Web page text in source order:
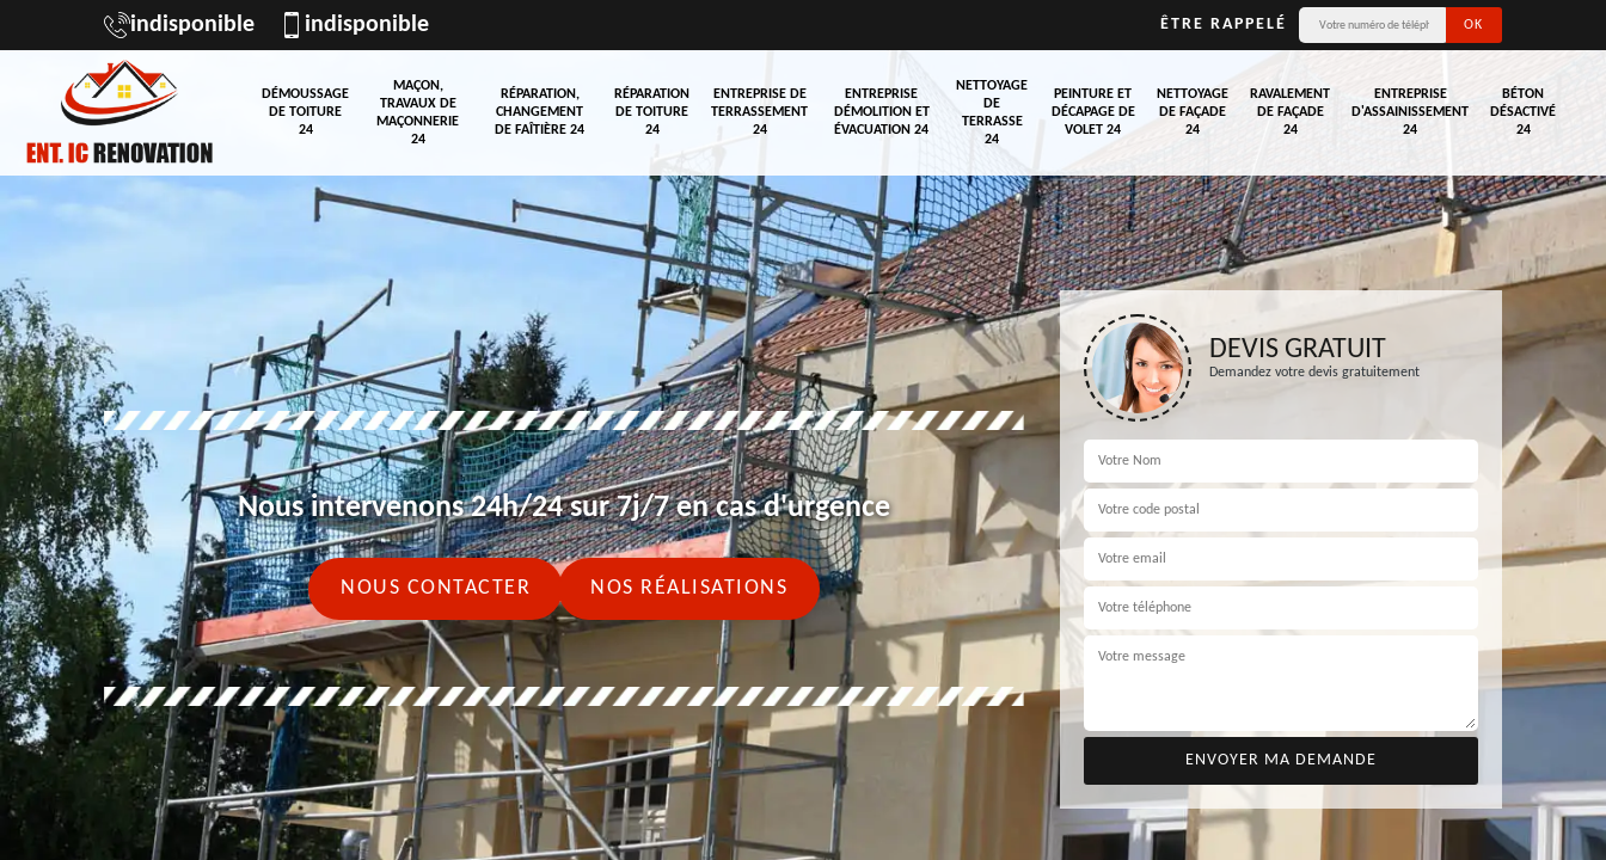
indisponible indisponible ÊTRE RAPPELÉ
DÉMOUSSAGE
DE TOITURE
24
MAÇON,
TRAVAUX DE
MAÇONNERIE
24
RÉPARATION,
CHANGEMENT
DE FAÎTIÈRE 24
RÉPARATION
DE TOITURE
24
ENTREPRISE DE
TERRASSEMENT
24
ENTREPRISE
DÉMOLITION ET
ÉVACUATION 24
NETTOYAGE
DE
TERRASSE
24
PEINTURE ET
DÉCAPAGE DE
VOLET 24
NETTOYAGE
DE FAÇADE
24
RAVALEMENT
DE FAÇADE
24
ENTREPRISE
D'ASSAINISSEMENT
24
BÉTON
DÉSACTIVÉ
24
Nous intervenons 24h/24 sur 7j/7 en cas d'urgence
NOUS CONTACTER NOS RÉALISATIONS
DEVIS GRATUIT
Demandez votre devis gratuitement